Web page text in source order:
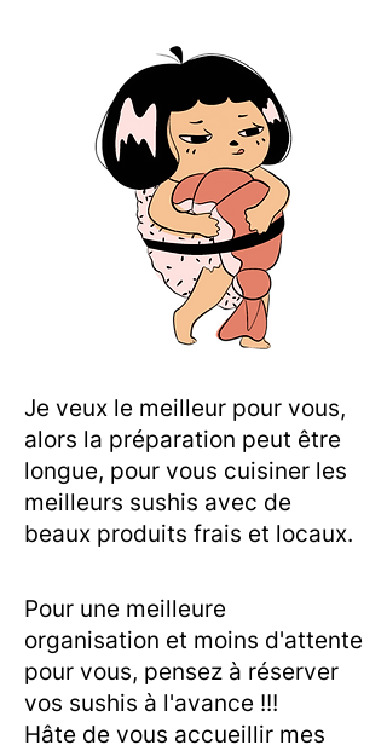
Je veux le meilleur pour vous,
alors la préparation peut être
longue, pour vous cuisiner les
meilleurs sushis avec de
beaux produits frais et locaux.
Pour une meilleure
organisation et moins d'attente
pour vous, pensez à réserver
vos sushis à l'avance !!!
Hâte de vous accueillir mes